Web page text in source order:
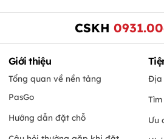
CSKH
Giới thiệu
Tổng quan về nền tảng
PasGo
Hướng dẫn đặt chỗ
Địa
Ưu